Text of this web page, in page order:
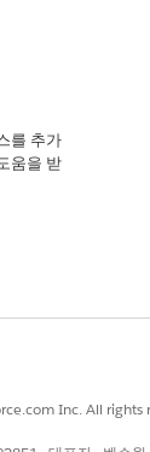
를 추가
움을 받
Inc. All rights